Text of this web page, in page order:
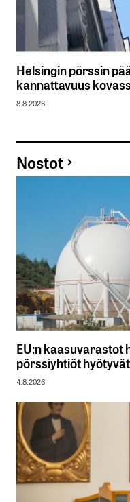
Helsingin pörssin
kannattavuus
8.8.2026
Nostot
EU:n kaasuvarastot
pörssiyhtiöt hyötyvät
4.8.2026